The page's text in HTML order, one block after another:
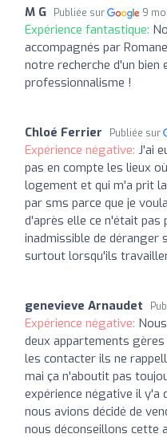
M G Publiée sur 9
Expérience fantastique:
accompagnés par
notre recherche d'un
professionnalisme !
Chloé Ferrier Publiée sur
Expérience négative: J'ai
pas en compte les lieux
logement et qui m'a prit
par sms parce que je
d'après elle ce n'était pas
inadmissible de déranger
surtout lorsqu'ils
genevieve Arnaudet
Expérience négative:
deux appartements
les contacter ils ne
mai ça n'aboutit pas
expérience négative il y'a
nous avions décidé de
nous déconseillons cette